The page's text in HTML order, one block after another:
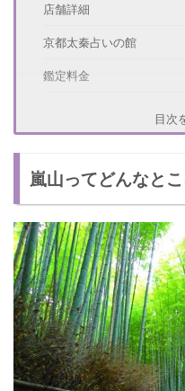
店舗詳細
京都太秦占いの館
鑑定料金
嵐山にあるよく当たる占い師
ange(あんじゅ)の鈴(れい)
鑑定料金
口コミ
店舗詳細
占い処銀月堂河原町本店
鑑定料金
目次
嵐山ってどんなと